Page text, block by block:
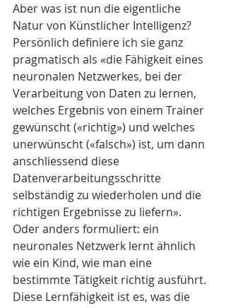
Aber was ist nun die eigentliche
Natur von Künstlicher Intelligenz?
Persönlich definiere ich sie ganz
pragmatisch als «die Fähigkeit eines
neuronalen Netzwerkes, bei der
Verarbeitung von Daten zu lernen,
welches Ergebnis von einem Trainer
gewünscht («richtig») und welches
unerwünscht («falsch») ist, um dann
anschliessend diese
Datenverarbeitungsschritte
selbständig zu wiederholen und die
richtigen Ergebnisse zu liefern».
Oder anders formuliert: ein
neuronales Netzwerk lernt ähnlich
wie ein Kind, wie man eine
bestimmte Tätigkeit richtig ausführt.
Diese Lernfähigkeit ist es, was die